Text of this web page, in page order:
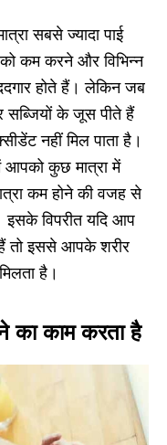
सबसे ज्यादा पाई
कम करने और विभिन्न
होते हैं। लेकिन जब
सब्जियों के जूस पीते हैं
नहीं मिल पाता है।
आपको कुछ मात्रा में
कम होने की वजह से
विपरीत यदि आप
तो इससे आपके शरीर
है।
का काम करता है